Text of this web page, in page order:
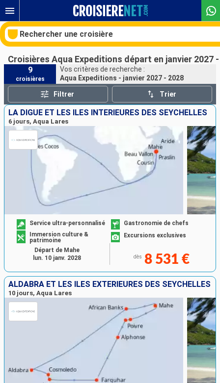
Rechercher une croisière
Nos destinations
Mois de départ
Ports Compagnies
Rechercher
Croisières Aqua Expeditions départ en janvier 2027
9
croisières
Vos critères de recherche :
Aqua Expeditions - janvier 2027 - 2028
Filtrer Trier
LA DIGUE ET LES ÎLES INTÉRIEURES DES SEYCHELLES
6 jours, Aqua Lares
Service ultra-personnalisé
Gastronomie de chefs
Immersion culture &
patrimoine
Excursions exclusives
dès 8 531 €
Départ de Mahe
lun. 10 janv. 2028
ALDABRA ET LES ÎLES EXTÉRIEURES DES SEYCHELLES
10 jours, Aqua Lares